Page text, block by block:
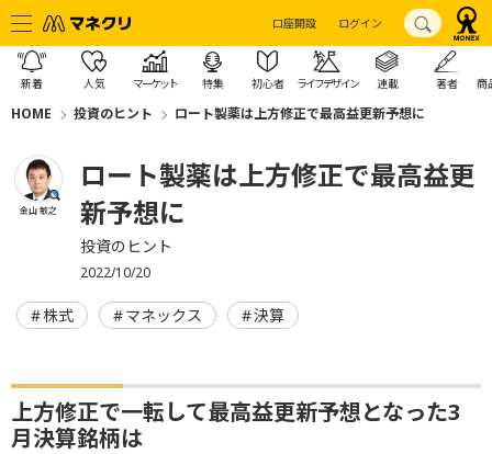
口座開設 ログイン
新着 人気 マーケット 特集 初心者 ライフデザイン 連載 著者 商
HOME 投資のヒント ロート製薬は上方修正で最高益更新予想に
金山 敏之
ロート製薬は上方修正で最高益更
新予想に
投資のヒント
2022/10/20
株式 マネックス 決算
上方修正で一転して最高益更新予想となった3
月決算銘柄は